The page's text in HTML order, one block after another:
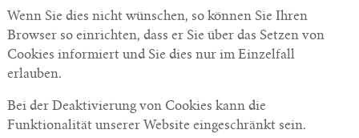
Wenn Sie dies nicht wünschen, so können Sie Ihren
Browser so einrichten, dass er Sie über das Setzen von
Cookies informiert und Sie dies nur im Einzelfall
erlauben.
Bei der Deaktivierung von Cookies kann die
Funktionalität unserer Website eingeschränkt sein.